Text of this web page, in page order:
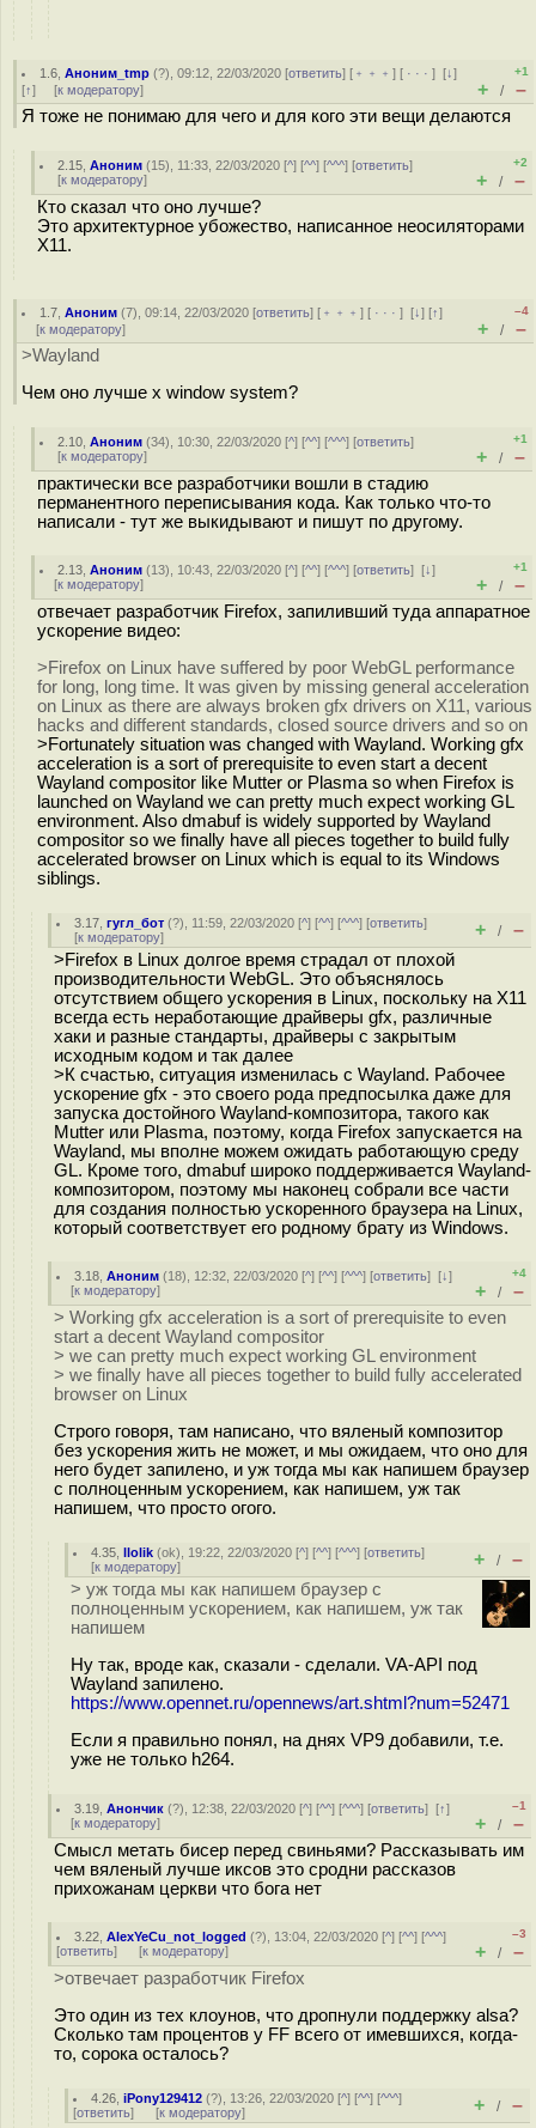
1.6 ,Аноним_tmp (?), 09:12, 22/03/2020 [ответить] [ ﹢﹢﹢] [ · · ·][↓]
[↑] [к модератору]
+1
+ / –
Я тоже не понимаю для чего и для кого эти вещи делаются
2.15 ,Аноним (15), 11:33, 22/03/2020 [^] [^^] [^^^] [ответить]
[к модератору]
+2
+ / –
Кто сказал что оно лучше?
Это архитектурное убожество, написанное неосиляторами
X11.
1.7 ,Аноним (7), 09:14, 22/03/2020 [ответить] [ ﹢﹢﹢] [ · · ·][↓] [↑]
[к модератору]
–4
+ / –
>Wayland
Чем оно лучше x window system?
2.10 ,Аноним (34), 10:30, 22/03/2020 [^] [^^] [^^^] [ответить]
[к модератору]
+1
+ / –
практически все разработчики вошли в стадию
перманентного переписывания кода. Как только что-то
написали - тут же выкидывают и пишут по другому.
2.13 ,Аноним (13), 10:43, 22/03/2020 [^] [^^] [^^^] [ответить][↓]
[к модератору]
+1
+ / –
отвечает разработчик Firefox, запиливший туда аппаратное
ускорение видео:
>Firefox on Linux have suffered by poor WebGL performance
for long, long time. It was given by missing general acceleration
on Linux as there are always broken gfx drivers on X11, various
hacks and different standards, closed source drivers and so on
>Fortunately situation was changed with Wayland. Working gfx
acceleration is a sort of prerequisite to even start a decent
Wayland compositor like Mutter or Plasma so when Firefox is
launched on Wayland we can pretty much expect working GL
environment. Also dmabuf is widely supported by Wayland
compositor so we finally have all pieces together to build fully
accelerated browser on Linux which is equal to its Windows
siblings.
3.17 ,гугл_бот (?), 11:59, 22/03/2020 [^] [^^] [^^^] [ответить]
[к модератору] + / –
>Firefox в Linux долгое время страдал от плохой
производительности WebGL. Это объяснялось
отсутствием общего ускорения в Linux, поскольку на X11
всегда есть неработающие драйверы gfx, различные
хаки и разные стандарты, драйверы с закрытым
исходным кодом и так далее
>К счастью, ситуация изменилась с Wayland. Рабочее
ускорение gfx - это своего рода предпосылка даже для
запуска достойного Wayland-композитора, такого как
Mutter или Plasma, поэтому, когда Firefox запускается на
Wayland, мы вполне можем ожидать работающую среду
GL. Кроме того, dmabuf широко поддерживается Wayland-
композитором, поэтому мы наконец собрали все части
для создания полностью ускоренного браузера на Linux,
который соответствует его родному брату из Windows.
3.18 ,Аноним (18), 12:32, 22/03/2020 [^] [^^] [^^^] [ответить][↓]
[к модератору]
+4
+ / –
> Working gfx acceleration is a sort of prerequisite to even
start a decent Wayland compositor
> we can pretty much expect working GL environment
> we finally have all pieces together to build fully accelerated
browser on Linux
Строго говоря, там написано, что вяленый композитор
без ускорения жить не может, и мы ожидаем, что оно для
него будет запилено, и уж тогда мы как напишем браузер
с полноценным ускорением, как напишем, уж так
напишем, что просто огого.
4.35 ,llolik (ok), 19:22, 22/03/2020 [^] [^^] [^^^] [ответить]
[к модератору] + / –
> уж тогда мы как напишем браузер с
полноценным ускорением, как напишем, уж так
напишем
Ну так, вроде как, сказали - сделали. VA-API под
Wayland запилено.
https://www.opennet.ru/opennews/art.shtml?num=52471
Если я правильно понял, на днях VP9 добавили, т.е.
уже не только h264.
3.19 ,Анончик (?), 12:38, 22/03/2020 [^] [^^] [^^^] [ответить][↑]
[к модератору]
–1
+ / –
Смысл метать бисер перед свиньями? Рассказывать им
чем вяленый лучше иксов это сродни рассказов
прихожанам церкви что бога нет
3.22 ,AlexYeCu_not_logged (?), 13:04, 22/03/2020 [^] [^^] [^^^]
[ответить] [к модератору]
–3
+ / –
>отвечает разработчик Firefox
Это один из тех клоунов, что дропнули поддержку alsa?
Сколько там процентов у FF всего от имевшихся, когда-
то, сорока осталось?
4.26 ,iPony129412 (?), 13:26, 22/03/2020 [^] [^^] [^^^]
[ответить] [к модератору] + / –